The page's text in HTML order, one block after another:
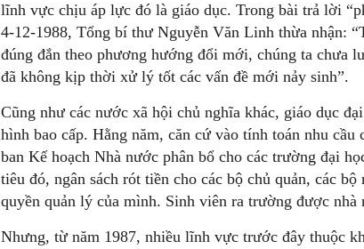
lĩnh vực chịu áp lực đó là giáo dục. Trong bài trả lời
4-12-1988, Tổng bí thư Nguyễn Văn Linh thừa nhận:
đúng đắn theo phương hướng đổi mới, chúng ta chưa
đã không kịp thời xử lý tốt các vấn đề mới nảy sinh”.
Cũng như các nước xã hội chủ nghĩa khác, giáo dục
hình bao cấp. Hằng năm, căn cứ vào tính toán nhu
ban Kế hoạch Nhà nước phân bổ cho các trường đại
tiêu đó, ngân sách rót tiền cho các bộ chủ quản, các
quyền quản lý của mình. Sinh viên ra trường được nhà
Nhưng, từ năm 1987, nhiều lĩnh vực trước đây thuộc